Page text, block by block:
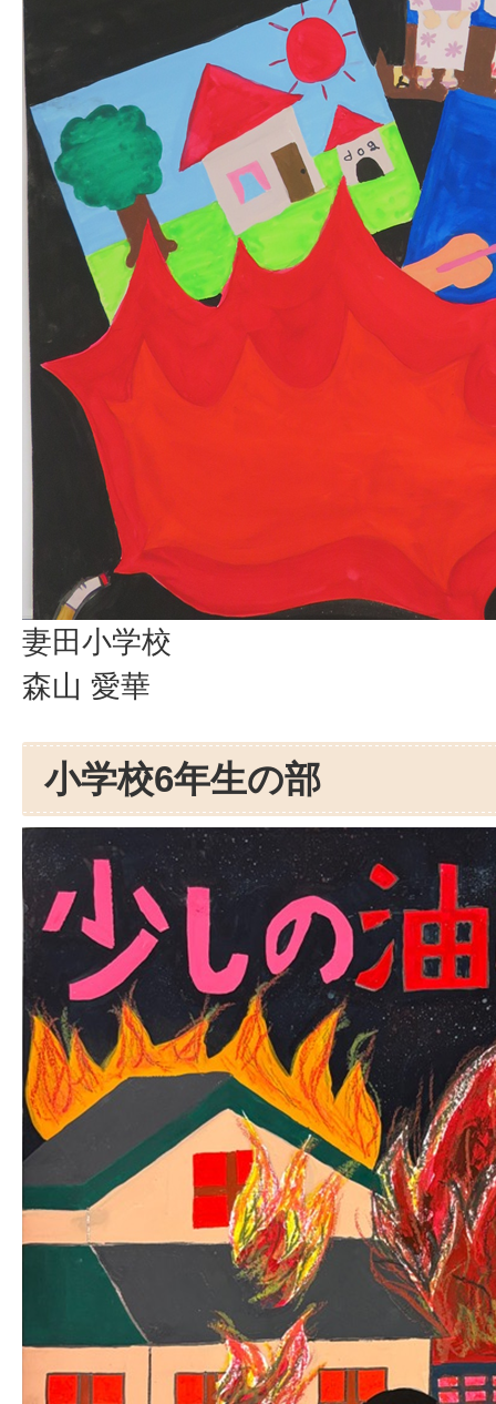
妻田小学校
森山 愛華
小学校6年生の部